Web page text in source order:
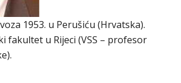
1953. u Perušiću (Hrvatska).
fakultet u Rijeci (VSS – profesor